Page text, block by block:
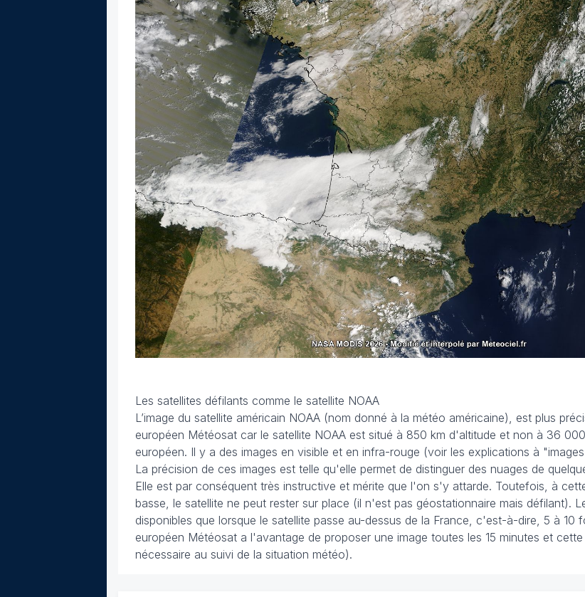
Les satellites défilants comme le satellite NOAA
L’image du satellite américain NOAA (nom donné à la météo américaine), est plus
européen Météosat car le satellite NOAA est situé à 850 km d'altitude et non à 36
européen. Il y a des images en visible et en infra-rouge (voir les explications à
La précision de ces images est telle qu'elle permet de distinguer des nuages de
Elle est par conséquent très instructive et mérite que l'on s'y attarde. Toutefois, à
basse, le satellite ne peut rester sur place (il n'est pas géostationnaire mais défilant).
disponibles que lorsque le satellite passe au-dessus de la France, c'est-à-dire, 5 à 10
européen Météosat a l'avantage de proposer une image toutes les 15 minutes et
nécessaire au suivi de la situation météo).